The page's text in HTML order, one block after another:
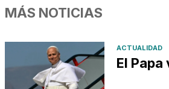
MÁS NOTICIAS
ACTUALIDAD
El